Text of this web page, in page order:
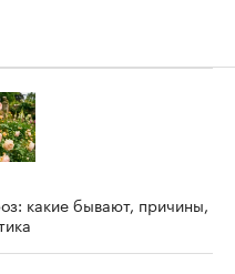
какие бывают, причины,